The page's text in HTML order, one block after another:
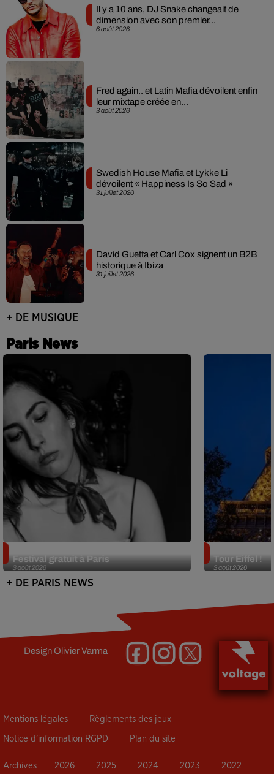
6 août 2026
Il y a 10 ans, DJ Snake changeait de
dimension avec son premier...
3 août 2026
Fred again.. et Latin Mafia dévoilent enfin
leur mixtape créée en...
31 juillet 2026
Swedish House Mafia et Lykke Li
dévoilent « Happiness Is So Sad »
31 juillet 2026
David Guetta et Carl Cox signent un B2B
historique à Ibiza
+ DE MUSIQUE
Paris News
3 août 2026
Festival gratuit à Paris
3 août 2026
Tour Eiffel !
+ DE PARIS NEWS
DesignOlivier Varma
Mentions légales Règlements des jeux
Notice d’information RGPD Plan du site
Archives 2026 2025 2024 2023 2022